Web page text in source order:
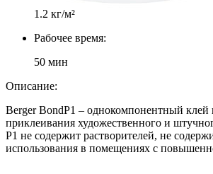
1.2 кг/м²
Рабочее время:
50 мин
Описание:
Berger BondР1 – однокомпонентный клей
приклеивания художественного и
P1 не содержит растворителей, не
использования в помещениях с